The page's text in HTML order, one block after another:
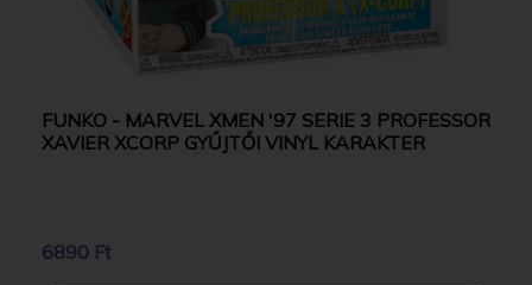
FUNKO - MARVEL XMEN '97 SERIE 3 PROFESSOR
XAVIER XCORP GYŰJTŐI VINYL KARAKTER
6890 Ft